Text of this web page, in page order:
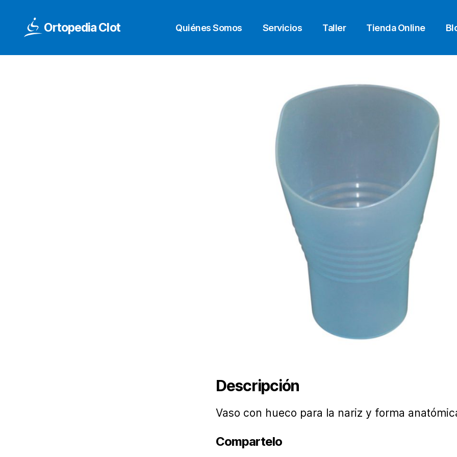
Ortopedia Clot Quiénes Somos Servicios Taller Tienda Online
Descripción
Vaso con hueco para la nariz y forma
Compartelo